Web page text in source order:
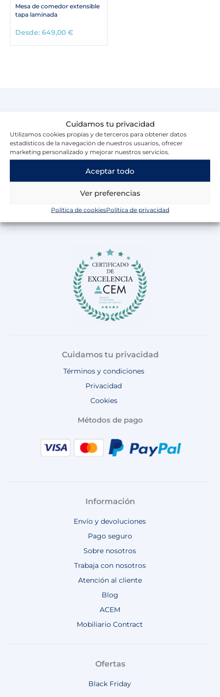
Cuidamos tu privacidad
Utilizamos cookies propias y de terceros para obtener datos
estadísticos de la navegación de nuestros usuarios, ofrecer
marketing personalizado y mejorar nuestros servicios.
Aceptar todo
Ver preferencias
Política de cookiesPolítica de privacidad
Mesa de comedor extensible
tapa laminada
Desde: 649,00 €
Muebles Hermogenes S.L.
C. Gral. Vives, 1, 30381 El Llano del Beal, Murcia
968 54 61 14
608 52 15 65
mh@muebles-hermogenes.com
c
e
b
I
s
t
a
a
m
T
k
t
o
Y
u
t
u
a
t
s
Cuidamos tu privacidad
Términos y condiciones
Privacidad
Cookies
Métodos de pago
Información
Envío y devoluciones
Pago seguro
Sobre nosotros
Trabaja con nosotros
Atención al cliente
Blog
ACEM
Mobiliario Contract
Ofertas
Black Friday